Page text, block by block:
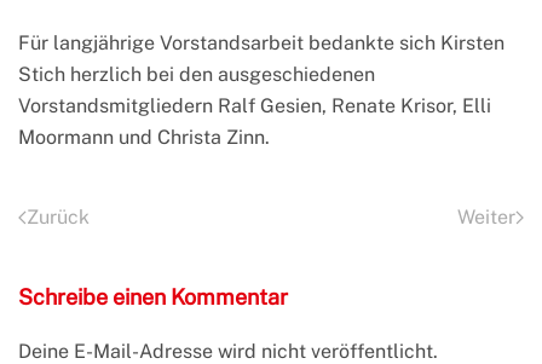
Für langjährige Vorstandsarbeit bedankte sich Kirsten
Stich herzlich bei den ausgeschiedenen
Vorstandsmitgliedern Ralf Gesien, Renate Krisor, Elli
Moormann und Christa Zinn.
Zurück Weiter
Schreibe einen Kommentar
Deine E-Mail-Adresse wird nicht veröffentlicht.